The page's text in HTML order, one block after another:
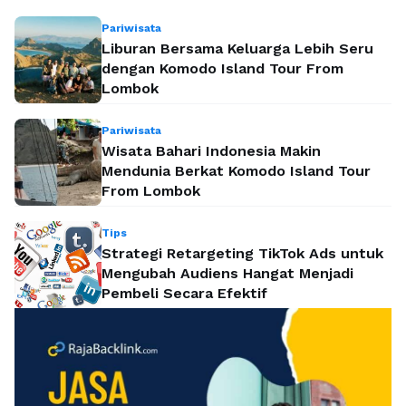
Pariwisata
Liburan Bersama Keluarga Lebih Seru
dengan Komodo Island Tour From
Lombok
Pariwisata
Wisata Bahari Indonesia Makin
Mendunia Berkat Komodo Island Tour
From Lombok
Tips
Strategi Retargeting TikTok Ads untuk
Mengubah Audiens Hangat Menjadi
Pembeli Secara Efektif